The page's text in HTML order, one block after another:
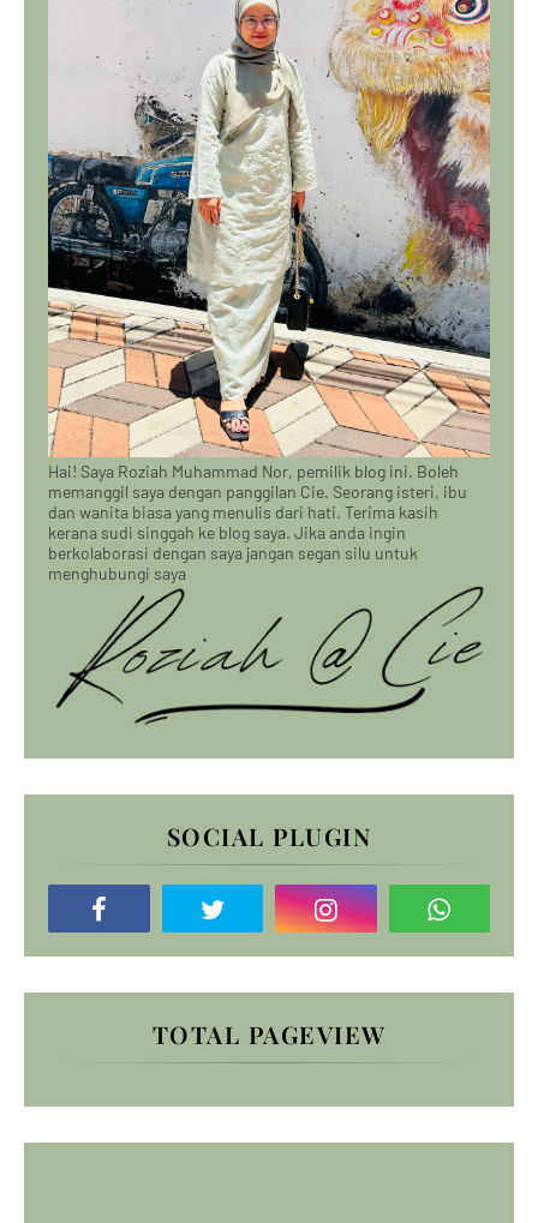
Hai! Saya Roziah Muhammad Nor, pemilik blog ini. Boleh
memanggil saya dengan panggilan Cie. Seorang isteri, ibu
dan wanita biasa yang menulis dari hati. Terima kasih
kerana sudi singgah ke blog saya. Jika anda ingin
berkolaborasi dengan saya jangan segan silu untuk
menghubungi saya
SOCIAL PLUGIN
TOTAL PAGEVIEW